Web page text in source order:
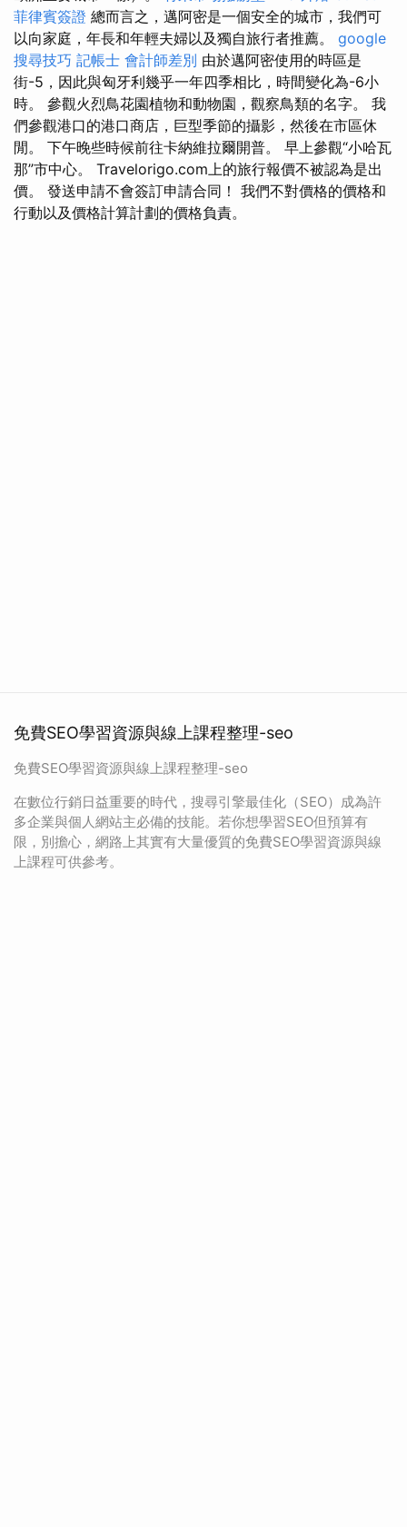
菲律賓簽證 總而言之，邁阿密是一個安全的城市，我們可
以向家庭，年長和年輕夫婦以及獨自旅行者推薦。 google
搜尋技巧 記帳士 會計師差別 由於邁阿密使用的時區是
街-5，因此與匈牙利幾乎一年四季相比，時間變化為-6小
時。 參觀火烈鳥花園植物和動物園，觀察鳥類的名字。 我
們參觀港口的港口商店，巨型季節的攝影，然後在市區休
閒。 下午晚些時候前往卡納維拉爾開普。 早上參觀“小哈瓦
那”市中心。 Travelorigo.com上的旅行報價不被認為是出
價。 發送申請不會簽訂申請合同！ 我們不對價格的價格和
行動以及價格計算計劃的價格負責。
免費SEO學習資源與線上課程整理-seo
免費SEO學習資源與線上課程整理-seo
在數位行銷日益重要的時代，搜尋引擎最佳化（SEO）成為許
多企業與個人網站主必備的技能。若你想學習SEO但預算有
限，別擔心，網路上其實有大量優質的免費SEO學習資源與線
上課程可供參考。